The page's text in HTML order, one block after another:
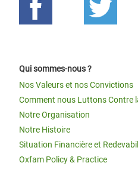
Qui sommes-nous ?
Nos Valeurs et nos Convictions
Comment nous Luttons Contre
Notre Organisation
Notre Histoire
Situation Financière et
Oxfam Policy & Practice